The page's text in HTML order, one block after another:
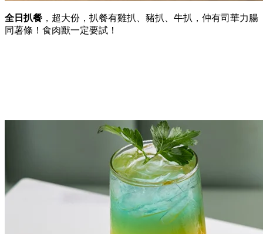
全日扒餐 ，超大份，扒餐有雞扒、豬扒、牛扒，仲有司華力腸
同薯條！食肉獸一定要試！